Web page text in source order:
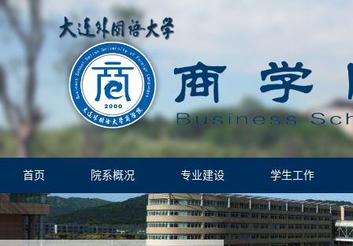
首页 院系概况 专业建设 学生工作